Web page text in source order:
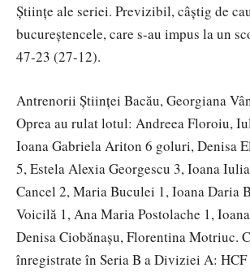
Științe ale seriei. Previzibil, câștig de
bucureștencele, care s-au impus la un
47-23 (27-12).
Antrenorii Științei Bacău, Georgiana
Oprea au rulat lotul: Andreea Floroiu,
Ioana Gabriela Ariton 6 goluri, Denisa
5, Estela Alexia Georgescu 3, Ioana
Cancel 2, Maria Buculei 1, Ioana Daria
Voicilă 1, Ana Maria Postolache 1,
Denisa Ciobănașu, Florentina Motriuc.
înregistrate în Seria B a Diviziei A: HCF